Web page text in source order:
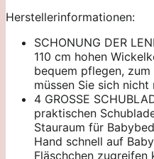
Herstellerinformationen:
SCHONUNG DER
110 cm hohen
bequem pflegen,
müssen Sie sich nicht
4 GROSSE
praktischen
Stauraum für
Hand schnell auf
Fläschchen zugreifen